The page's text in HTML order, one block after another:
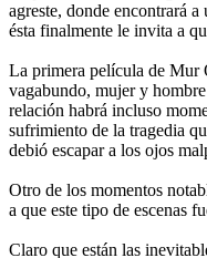
agreste, donde encontrará
ésta finalmente le invita a
La primera película de Mur
vagabundo, mujer y
relación habrá incluso
sufrimiento de la tragedia
debió escapar a los ojos
Otro de los momentos
a que este tipo de escenas
Claro que están las